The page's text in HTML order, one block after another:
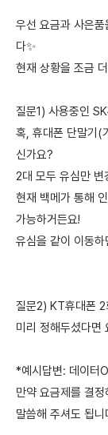
우선 요금과 사은
다✨
현재 상황을 조금
질문1) 사용중인
혹, 휴대폰 단말기(
신가요?
2대 모두 유심만 변
현재 백메가 통해
가능하거든요!
유심을 같이 이동
질문2) KT휴대폰 2
미리 정해두셨다면
*예시답변: 데이터
만약 요금제를 결
말씀해 주셔도 됩니